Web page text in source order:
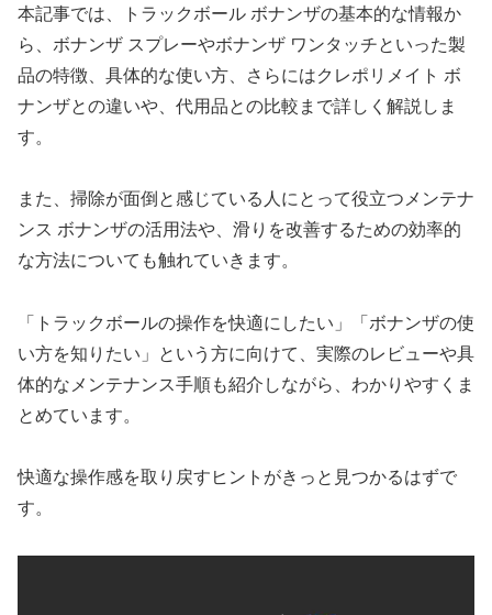
本記事では、トラックボール ボナンザの基本的な情報か
ら、ボナンザ スプレーやボナンザ ワンタッチといった製
品の特徴、具体的な使い方、さらにはクレポリメイト ボ
ナンザとの違いや、代用品との比較まで詳しく解説しま
す。
また、掃除が面倒と感じている人にとって役立つメンテナ
ンス ボナンザの活用法や、滑りを改善するための効率的
な方法についても触れていきます。
「トラックボールの操作を快適にしたい」「ボナンザの使
い方を知りたい」という方に向けて、実際のレビューや具
体的なメンテナンス手順も紹介しながら、わかりやすくま
とめています。
快適な操作感を取り戻すヒントがきっと見つかるはずで
す。